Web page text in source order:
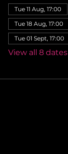
Tue 11 Aug, 17:00
Tue 18 Aug, 17:00
Tue 01 Sept, 17:00
View all 8 dates